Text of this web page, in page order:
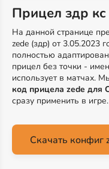
Прицел здр кс
На данной странице
zede (здр) от 3.05.2023
полностью
прицел без точки -
использует в матчах.
код прицела zede для
сразу применить в игре.
Скачать конфиг